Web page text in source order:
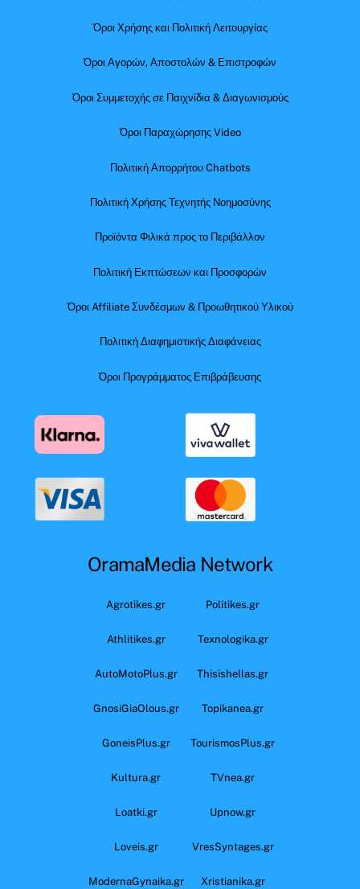
Όροι Χρήσης και Πολιτική Λειτουργίας
Όροι Αγορών, Αποστολών & Επιστροφών
Όροι Συμμετοχής σε Παιχνίδια & Διαγωνισμούς
Όροι Παραχώρησης Video
Πολιτική Απορρήτου Chatbots
Πολιτική Χρήσης Τεχνητής Νοημοσύνης
Προϊόντα Φιλικά προς το Περιβάλλον
Πολιτική Εκπτώσεων και Προσφορών
Όροι Affiliate Συνδέσμων & Προωθητικού Υλικού
Πολιτική Διαφημιστικής Διαφάνειας
Όροι Προγράμματος Επιβράβευσης
OramaMedia Network
Agrotikes.gr Politikes.gr
Athlitikes.gr Texnologika.gr
AutoMotoPlus.gr Thisishellas.gr
GnosiGiaOlous.gr Topikanea.gr
GoneisPlus.gr TourismosPlus.gr
Kultura.gr TVnea.gr
Loatki.gr Upnow.gr
Loveis.gr VresSyntages.gr
ModernaGynaika.gr Xristianika.gr